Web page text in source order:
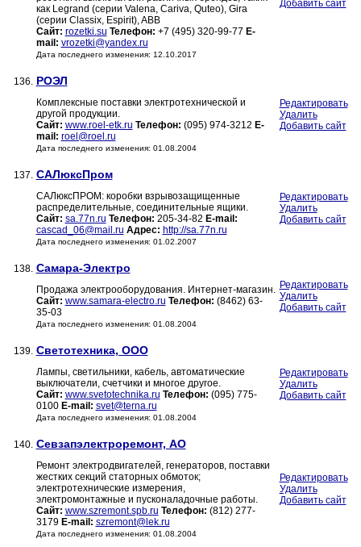
как Legrand (серии Valena, Cariva, Quteo), Gira
(серии Classix, Espirit), ABB
Сайт: rozetki.su Телефон: +7 (495) 320-99-77 E-
mail: vrozetki@yandex.ru
Дата последнего изменения: 12.10.2017
Добавить сайт
136. РОЭЛ
Комплексные поставки электротехнической и
другой продукции.
Сайт: www.roel-etk.ru Телефон: (095) 974-3212 E-
mail: roel@roel.ru
Дата последнего изменения: 01.08.2004
Редактировать
Удалить
Добавить сайт
137. САЛюксПром
САЛюксПРОМ: коробки взрывозащищенные
распределительные, соединительные ящики.
Сайт: sa.77n.ru Телефон: 205-34-82 E-mail:
cascad_06@mail.ru Адрес: http://sa.77n.ru
Дата последнего изменения: 01.02.2007
Редактировать
Удалить
Добавить сайт
138. Самара-Электро
Продажа электрооборудования. Интернет-магазин.
Сайт: www.samara-electro.ru Телефон: (8462) 63-
35-03
Дата последнего изменения: 01.08.2004
Редактировать
Удалить
Добавить сайт
139. Светотехника, ООО
Лампы, светильники, кабель, автоматические
выключатели, счетчики и многое другое.
Сайт: www.svetotechnika.ru Телефон: (095) 775-
0100 E-mail: svet@terna.ru
Дата последнего изменения: 01.08.2004
Редактировать
Удалить
Добавить сайт
140. Севзапэлектроремонт, АО
Ремонт электродвигателей, генераторов, поставки
жестких секций статорных обмоток;
электротехнические измерения,
электромонтажные и пусконаладочные работы.
Сайт: www.szremont.spb.ru Телефон: (812) 277-
3179 E-mail: szremont@lek.ru
Дата последнего изменения: 01.08.2004
Редактировать
Удалить
Добавить сайт